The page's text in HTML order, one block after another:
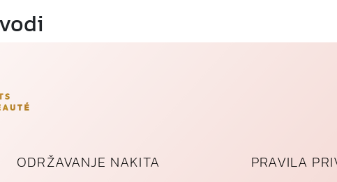
ODRŽAVANJE NAKITA
PRAVILA